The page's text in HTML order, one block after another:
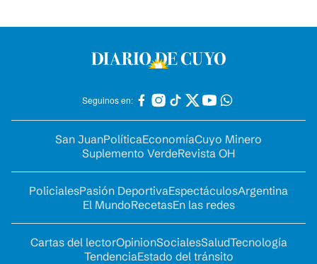
Seguinos en:
San JuanPolíticaEconomíaCuyo Minero
Suplemento VerdeRevista OH
PolicialesPasión DeportivaEspectáculosArgentina
El MundoRecetasEn las redes
Cartas del lectorOpinionSocialesSaludTecnología
TendenciaEstado del tránsito